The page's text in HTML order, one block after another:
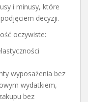
i minusy, które
decyzji.
oczywiste:
wyposażenia bez
wydatkiem,
bez